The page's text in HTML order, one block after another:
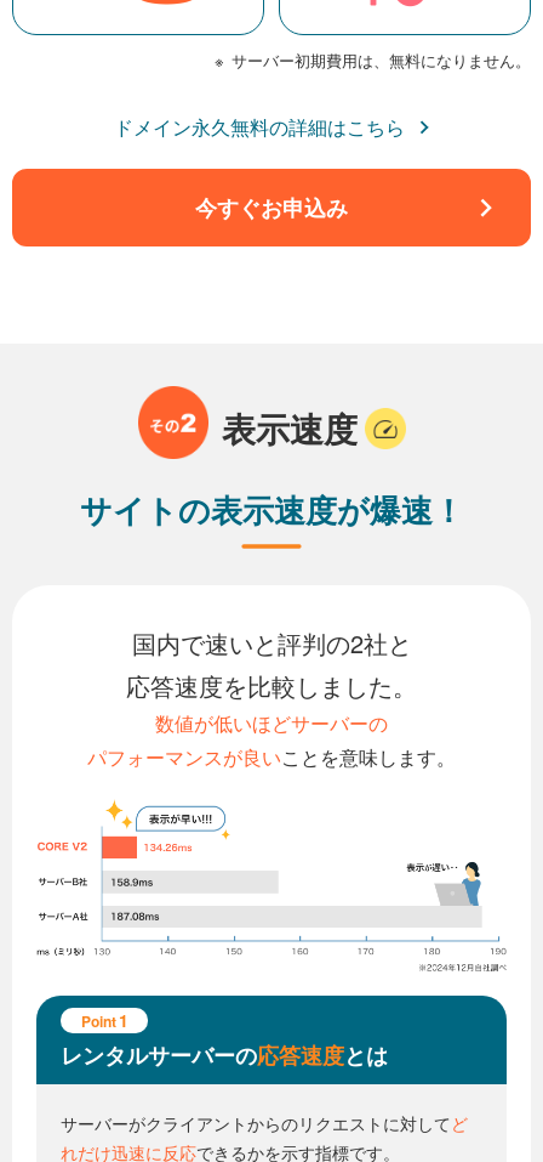
サーバー初期費用は、無料になりません。
ドメイン永久無料の詳細はこちら
今すぐお申込み
表示速度
サイトの表示速度が爆速！
国内で速いと評判の2社と
応答速度を比較しました。
数値が低いほどサーバーの
パフォーマンスが良いことを意味します。
Point1
レンタルサーバーの応答速度とは
サーバーがクライアントからのリクエストに対して ど
れだけ迅速に反応できるかを示す指標です。